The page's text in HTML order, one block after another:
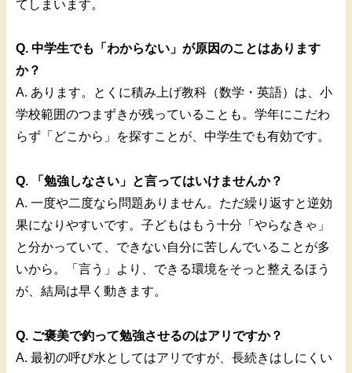
てしまいます。
Q. 中学生でも「わからない」が原因のことはあります
か？
A. あります。とくに積み上げ教科（数学・英語）は、小
学校範囲のつまずきが残っていることも。学年にこだわ
らず「どこから」を探すことが、中学生でも有効です。
Q. 「勉強しなさい」と言ってはいけませんか？
A. 一度や二度なら問題ありません。ただ繰り返すと逆効
果になりやすいです。子どもはもう十分「やらなきゃ」
と分かっていて、できない自分に苦しんでいることが多
いから。「言う」より、できる環境をそっと整えるほう
が、結局は早く動きます。
Q. ご褒美で釣って勉強させるのはアリですか？
A. 最初の呼び水としてはアリですが、長続きはしにくい